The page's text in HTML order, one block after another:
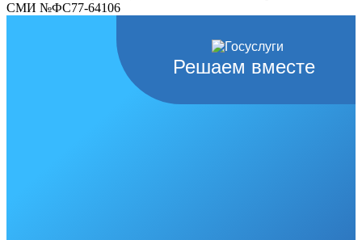
СМИ №ФС77-64106
Решаем вместе